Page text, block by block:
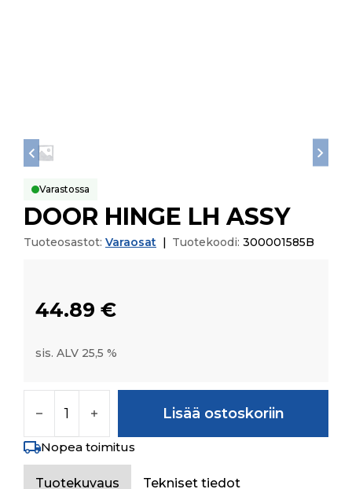
Varastossa
DOOR HINGE LH ASSY
Tuoteosastot: Varaosat Tuotekoodi: 300001585B
44.89 €
sis. ALV 25,5 %
Lisää ostoskoriin
Nopea toimitus
Tuotekuvaus Tekniset tiedot